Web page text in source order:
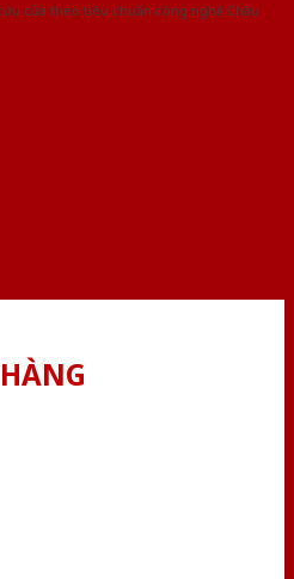
cửa theo tiêu chuẩn công nghệ Châu